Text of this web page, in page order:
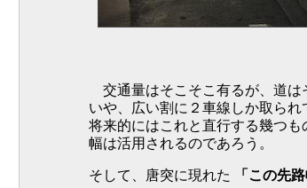
交通量はそこそこ有るが、道は
いや、広い割に２車線しか取られ
将来的にはこれと直行する幾つ
幅は活用されるのであろう。
そして、唐突に現れた 「この先